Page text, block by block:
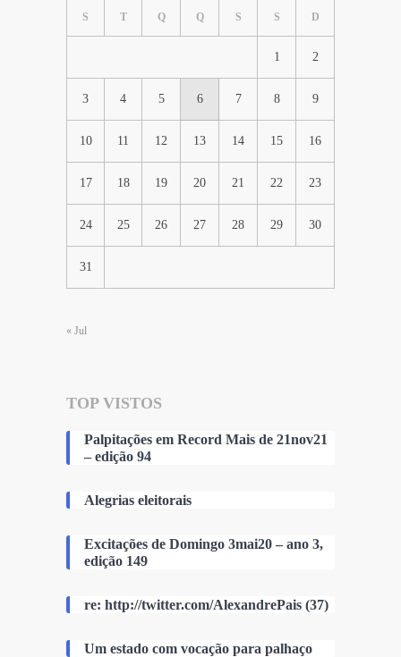
S T Q Q S S D
1 2
3 4 5 6 7 8 9
10 11 12 13 14 15 16
17 18 19 20 21 22 23
24 25 26 27 28 29 30
31
« Jul
TOP VISTOS
Palpitações em Record Mais de 21nov21
– edição 94
Alegrias eleitorais
Excitações de Domingo 3mai20 – ano 3,
edição 149
re: http://twitter.com/AlexandrePais (37)
Um estado com vocação para palhaço